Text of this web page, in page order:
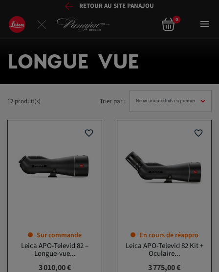
RETOUR AU SITE PANAJOU
0 
LONGUE VUE
12 produit(s) Trier par :
favorite_border
Sur commande
Leica APO-Televid 82 –
Longue-vue...
Prix
3 010,00 €
favorite_border
En cours de réappro
Leica APO-Televid 82 Kit +
Oculaire...
Prix
3 775,00 €